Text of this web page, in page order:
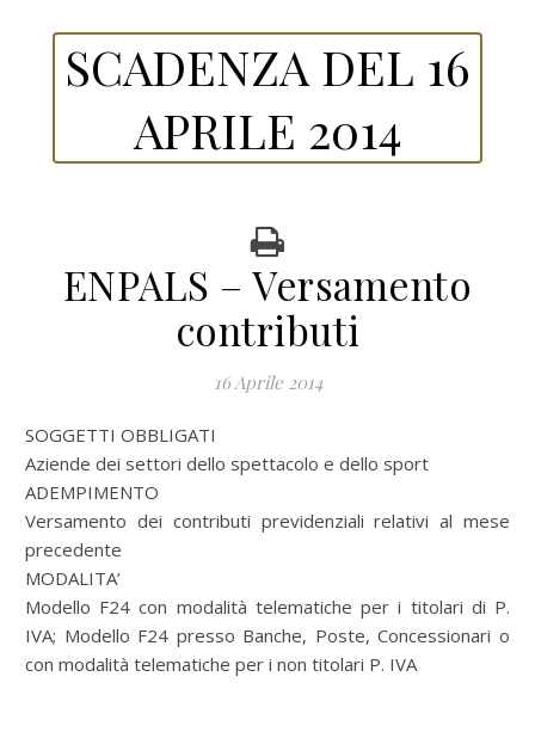
SCADENZA DEL 16
APRILE 2014
ENPALS – Versamento
contributi
16 Aprile 2014
SOGGETTI OBBLIGATI
Aziende dei settori dello spettacolo e dello sport
ADEMPIMENTO
Versamento dei contributi previdenziali relativi al mese
precedente
MODALITA’
Modello F24 con modalità telematiche per i titolari di P.
IVA; Modello F24 presso Banche, Poste, Concessionari o
con modalità telematiche per i non titolari P. IVA